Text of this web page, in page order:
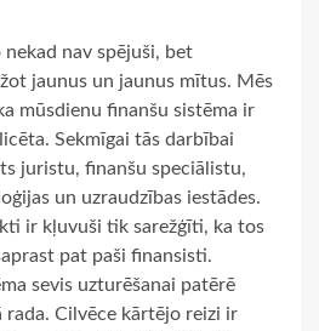
nav spējuši, bet
jaunus un jaunus mītus. Mēs
mūsdienu finanšu sistēma ir
Sekmīgai tās darbībai
juristu, finanšu speciālistu,
un uzraudzības iestādes.
ir kļuvuši tik sarežģīti, ka tos
pat paši finansisti.
sevis uzturēšanai patērē
rada. Cilvēce kārtējo reizi ir